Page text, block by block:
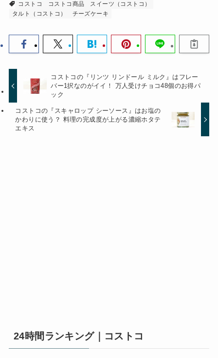
コストコ
コストコ商品
スイーツ（コストコ）
タルト（コストコ）
チーズケーキ
コストコの『リンツ リンドール ミルク』はフレー
バー1択なのがイイ！ 万人受けチョコ48個のお得パ
ック
コストコの『スキャロップ シーソース』はお塩の
かわりに使う？ 料理の完成度が上がる濃縮ホタテ
エキス
24時間ランキング｜コストコ